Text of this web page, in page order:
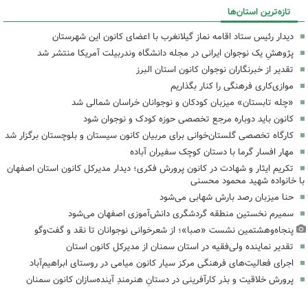
تازه‌ترین استان‌ها
دیدار رئیس ستاد اقامه نماز گیلانغرب با اعضای کانون این شهرستان
پژوهشِ یک نوجوان ایرانی در مجله دانشگاه وندربیلت آمریکا منتشر شد
تقدیر از خبرنگاران نوجوان کانون استان البرز
موازی‌کاری فرهنگی را کنار بگذاریم
«چله تابستان» میزبان کودکان و نوجوانان خراسان شمالی شد
کانون باید دوباره مرجع تخصصی حوزه کودک و نوجوان شود
کارگاه تخصصی گلستان‌خوانی برای مربیان کانون سیستان و بلوچستان برگزار شد
مهار افسار گرما با دستان کوچک سفیران آباده
تکریم ایثار و شهادت در کانون پرورش فکری؛ دیدار مدیرکل کانون استان اصفهان
با خانواده شهید محمود محسنی
حنا میزبان رصد بارش شهابی می‌شود
سمیرم نخستین منطقه گردشگری دانش‌آموزی اصفهان می‌شود
پنجاه‌وهشتمین نشست «صبا»؛ از شعرخوانی نوجوانان تا نقد و گفت‌وگو
تقدیر نماینده ولی‌فقیه در استان سمنان از مدیرکل کانون استان
اجرای فعالیت‌های فرهنگی مرکز سیار کانون میامی در روستای ابراهیم‌آباد
پرورش خلاقیت و بذر کارآفرینی در دستانِ هنرمندِ آینده‌سازان کانون سمنان